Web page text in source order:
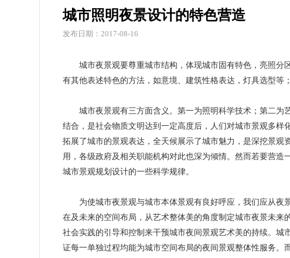
城市照明夜景设计的特色营造
发布日期：2017-08-16
城市夜景观要尊重城市结构，体现城市固有特色，亮照分
有其他表述特色的方法，如意境、建筑性格表达，灯具选型等
城市夜景观有三方面含义。第一为照明科学技术；第二为
结合，是社会物质文明达到一定高度后，人们对城市景观多
拓展了城市的景观表达，全天候展示了城市魅力，是深挖景
用，各级政府及相关职能机构对此也深为倾情。然而若要营造
城市景观规划设计的一些科学规律。
为使城市夜景观与城市本体景观有良好呼应，我们应从夜
在及未来的空间布局，从艺术整体美的角度制定城市夜景未
社会实践的引导和控制来干预城市夜间景观艺术美的持续。
证每一单独过程均能为城市空间布局的夜间景观整体性服务